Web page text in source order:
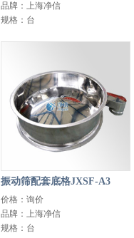
品牌：上海净信
规格：台
振动筛配套底格JXSF-A3
价格：询价
品牌：上海净信
规格：台